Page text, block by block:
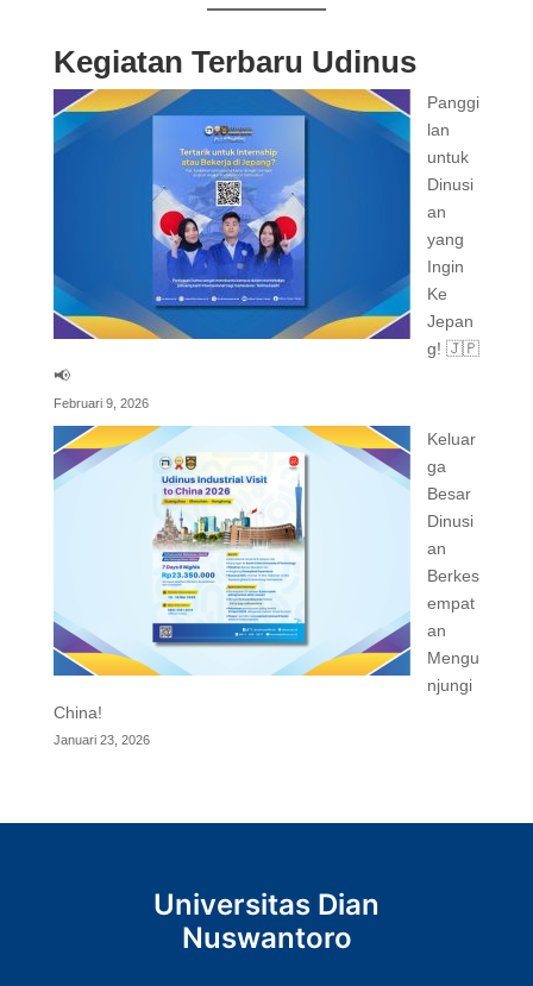
Kegiatan Terbaru Udinus
Panggi
lan
untuk
Dinusi
an
yang
Ingin
Ke
Jepan
g! 🇯🇵
📢
Februari 9, 2026
Keluar
ga
Besar
Dinusi
an
Berkes
empat
an
Mengu
njungi
China!
Januari 23, 2026
Universitas Dian
Nuswantoro